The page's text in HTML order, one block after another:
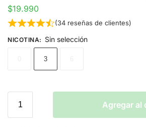
$19.990
(34reseñas de clientes)
NICOTINA: Sin selección
3
Agregar al